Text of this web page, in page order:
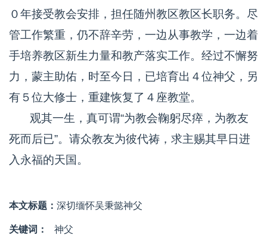
０年接受教会安排，担任随州教区教区长职务。尽
管工作繁重，仍不辞辛劳，一边从事教学，一边着
手培养教区新生力量和教产落实工作。经过不懈努
力，蒙主助佑，时至今日，已培育出４位神父，另
有５位大修士，重建恢复了４座教堂。
观其一生，真可谓“为教会鞠躬尽瘁，为教友
死而后已”。请众教友为彼代祷，求主赐其早日进
入永福的天国。
本文标题： 深切缅怀吴秉懿神父
关键词： 神父